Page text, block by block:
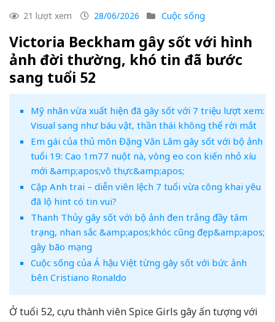
21 lượt xem 28/06/2026 Cuộc sống
Victoria Beckham gây sốt với hình
ảnh đời thường, khó tin đã bước
sang tuổi 52
Mỹ nhân vừa xuất hiện đã gây sốt với 7 triệu lượt xem:
Visual sang như báu vật, thần thái không thể rời mắt
Em gái của thủ môn Đặng Văn Lâm gây sốt với bộ ảnh
tuổi 19: Cao 1m77 nuột nà, vòng eo con kiến nhỏ xíu
mới &amp;apos;vô thực&amp;apos;
Cặp Anh trai – diễn viên lệch 7 tuổi vừa công khai yêu
đã lộ hint có tin vui?
Thanh Thủy gây sốt với bộ ảnh đen trắng đầy tâm
trạng, nhan sắc &amp;apos;khóc cũng đẹp&amp;apos;
gây bão mạng
Cuộc sống của Á hậu Việt từng gây sốt với bức ảnh
bên Cristiano Ronaldo
Ở tuổi 52, cựu thành viên Spice Girls gây ấn tượng với